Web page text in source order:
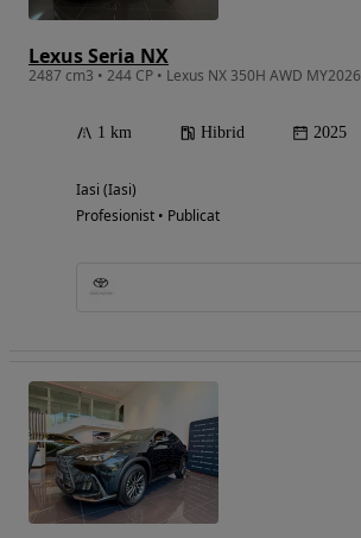
Lexus Seria NX
2487 cm3 • 244 CP • Lexus NX 350H AWD MY2026
1 km Hibrid 2025
Iasi (Iasi)
Profesionist • Publicat